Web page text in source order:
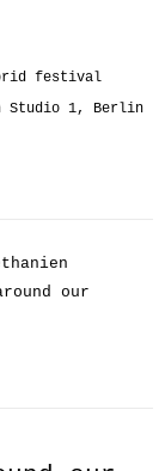
festival
Studio 1, Berlin
our